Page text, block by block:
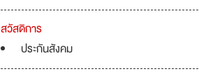
สวัสดิการ
ประกันสังคม